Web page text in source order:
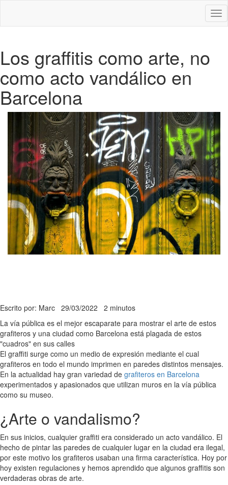
Los graffitis como arte, no
como acto vandálico en
Barcelona
Escrito por: Marc 29/03/2022 2 minutos
La vía pública es el mejor escaparate para mostrar el arte de estos
grafiteros y una ciudad como Barcelona está plagada de estos
"cuadros" en sus calles
El graffiti surge como un medio de expresión mediante el cual
grafiteros en todo el mundo imprimen en paredes distintos mensajes.
En la actualidad hay gran variedad de grafiteros en Barcelona
experimentados y apasionados que utilizan muros en la vía pública
como su museo.
¿Arte o vandalismo?
En sus inicios, cualquier graffiti era considerado un acto vandálico. El
hecho de pintar las paredes de cualquier lugar en la ciudad era ilegal,
por este motivo los grafiteros usaban una firma característica. Hoy por
hoy existen regulaciones y hemos aprendido que algunos graffitis son
verdaderas obras de arte.